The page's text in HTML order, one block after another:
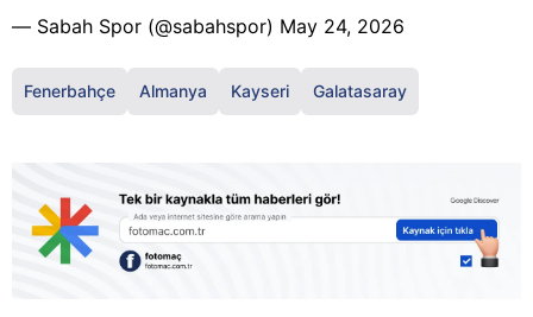
— Sabah Spor (@sabahspor) May 24, 2026
Fenerbahçe Almanya Kayseri Galatasaray